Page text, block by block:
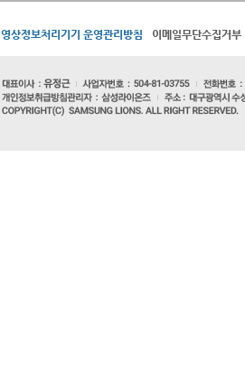
영상정보처리기기 운영관리방침 이메일무단수집거부